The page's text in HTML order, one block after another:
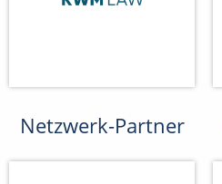
Netzwerk-Partner